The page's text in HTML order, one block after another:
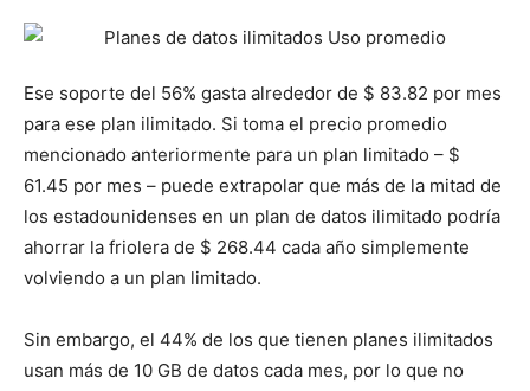
Ese soporte del 56% gasta alrededor de $ 83.82 por mes
para ese plan ilimitado. Si toma el precio promedio
mencionado anteriormente para un plan limitado – $
61.45 por mes – puede extrapolar que más de la mitad de
los estadounidenses en un plan de datos ilimitado podría
ahorrar la friolera de $ 268.44 cada año simplemente
volviendo a un plan limitado.
Sin embargo, el 44% de los que tienen planes ilimitados
usan más de 10 GB de datos cada mes, por lo que no